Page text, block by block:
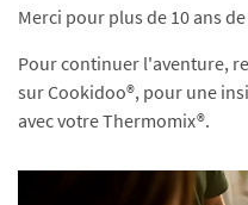
Merci pour plus de 10 ans
Pour continuer l'aventure,
sur Cookidoo®, pour une
avec votre Thermomix®.